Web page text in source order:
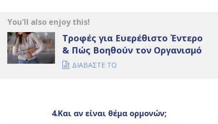
You'll also enjoy this!
Τροφές για Ευερέθιστο Έντερο
& Πώς Βοηθούν τον Οργανισμό
ΔΙΑΒΑΣΤΕ ΤΟ
4.Και αν είναι θέμα ορμονών;